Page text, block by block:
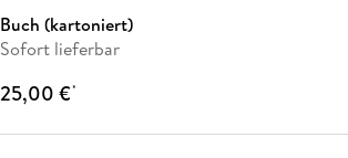
Buch (kartoniert)
Sofort lieferbar
25,00 €*